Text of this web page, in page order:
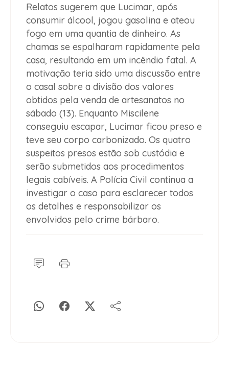
Relatos sugerem que Lucimar, após
consumir álcool, jogou gasolina e ateou
fogo em uma quantia de dinheiro. As
chamas se espalharam rapidamente pela
casa, resultando em um incêndio fatal. A
motivação teria sido uma discussão entre
o casal sobre a divisão dos valores
obtidos pela venda de artesanatos no
sábado (13). Enquanto Miscilene
conseguiu escapar, Lucimar ficou preso e
teve seu corpo carbonizado. Os quatro
suspeitos presos estão sob custódia e
serão submetidos aos procedimentos
legais cabíveis. A Polícia Civil continua a
investigar o caso para esclarecer todos
os detalhes e responsabilizar os
envolvidos pelo crime bárbaro.